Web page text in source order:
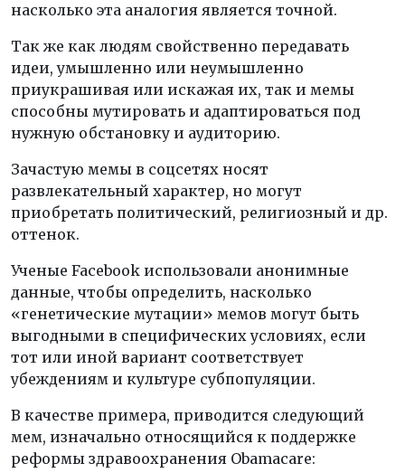
насколько эта аналогия является точной.
Так же как людям свойственно передавать
идеи, умышленно или неумышленно
приукрашивая или искажая их, так и мемы
способны мутировать и адаптироваться под
нужную обстановку и аудиторию.
Зачастую мемы в соцсетях носят
развлекательный характер, но могут
приобретать политический, религиозный и др.
оттенок.
Ученые Facebook использовали анонимные
данные, чтобы определить, насколько
«генетические мутации» мемов могут быть
выгодными в специфических условиях, если
тот или иной вариант соответствует
убеждениям и культуре субпопуляции.
В качестве примера, приводится следующий
мем, изначально относящийся к поддержке
реформы здравоохранения Obamacare: